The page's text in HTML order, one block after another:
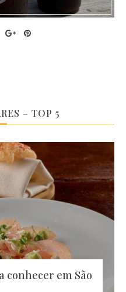
– TOP 5
conhecer em São